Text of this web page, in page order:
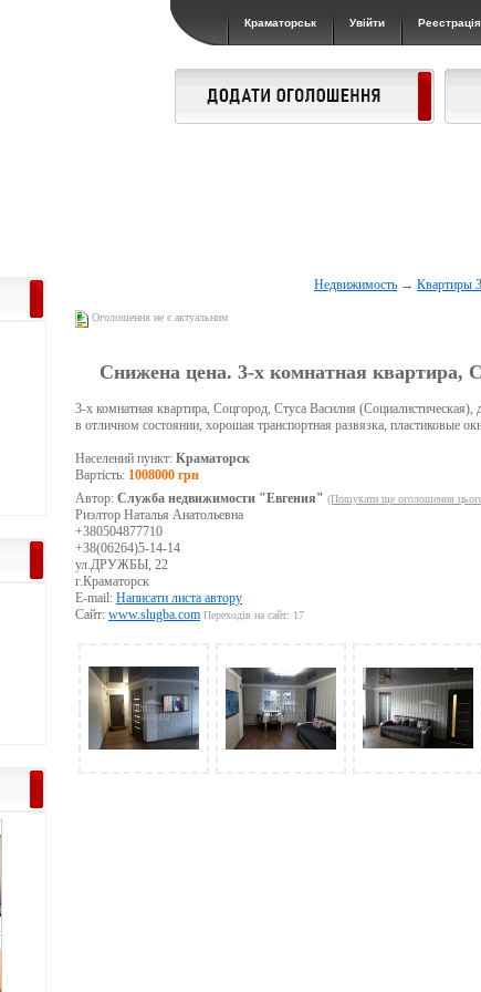
Краматорськ Увійти Реєстрація
Недвижимость →Квартиры
Оголошення не є актуальним
Снижена цена. 3-х комнатная квартира,
3-х комнатная квартира, Соцгород, Стуса Василия
в отличном состоянии, хорошая транспортная развязка, пластиковые
Населений пункт: Краматорск
Вартість: 1008000 грн
Автор: Служба недвижимости "Евгения" (Пошукати ще оголошення
Риэлтор Наталья Анатольевна
+380504877710
+38(06264)5-14-14
ул.ДРУЖБЫ, 22
г.Краматорск
E-mail: Написати листа автору
Сайт: www.slugba.com Переходів на сайт: 17